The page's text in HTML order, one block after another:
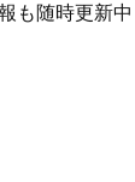
も随時更新中